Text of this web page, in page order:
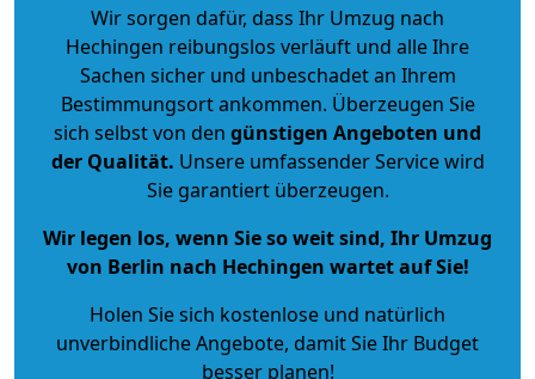
Wir sorgen dafür, dass Ihr Umzug nach
Hechingen reibungslos verläuft und alle Ihre
Sachen sicher und unbeschadet an Ihrem
Bestimmungsort ankommen. Überzeugen Sie
sich selbst von den günstigen Angeboten und
der Qualität. Unsere umfassender Service wird
Sie garantiert überzeugen.
Wir legen los, wenn Sie so weit sind, Ihr Umzug
von Berlin nach Hechingen wartet auf Sie!
Holen Sie sich kostenlose und natürlich
unverbindliche Angebote, damit Sie Ihr Budget
besser planen!